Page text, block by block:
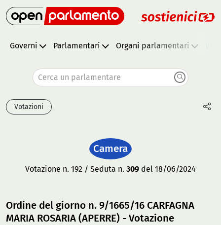
Governi Parlamentari Organi parlamentari
Cerca un parlamentare
Votazioni
Camera
Votazione n. 192 / Seduta n. 309 del 18/06/2024
Ordine del giorno n. 9/1665/16 CARFAGNA
MARIA ROSARIA (APERRE) - Votazione